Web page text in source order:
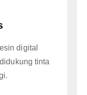
digital
tinta